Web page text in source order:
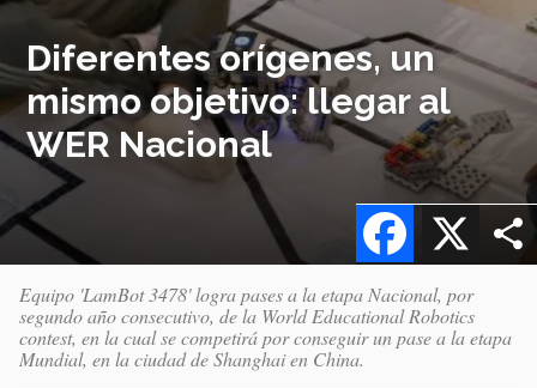
Diferentes orígenes, un
mismo objetivo: llegar al
WER Nacional
X
Facebook
Equipo 'LamBot 3478' logra pases a la etapa Nacional, por
segundo año consecutivo, de la World Educational Robotics
contest, en la cual se competirá por conseguir un pase a la etapa
Mundial, en la ciudad de Shanghai en China.